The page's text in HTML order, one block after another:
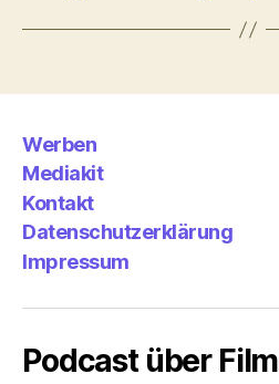
Werben
Mediakit
Kontakt
Datenschutzerklärung
Impressum
Podcast über